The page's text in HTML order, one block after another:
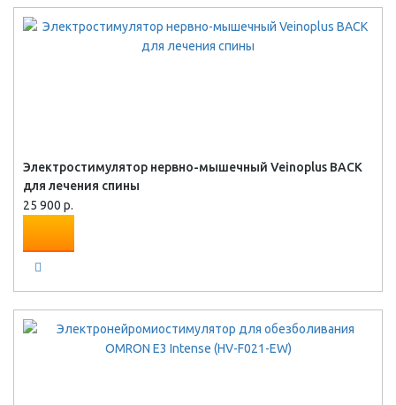
Электростимулятор нервно-мышечный Veinoplus BACK
для лечения спины
25 900 р.